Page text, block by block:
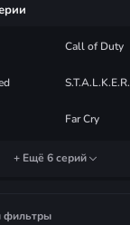
Call of Duty
S.T.A.L.K.E.R.
Far Cry
+ Ещё 6 серий
фильтры